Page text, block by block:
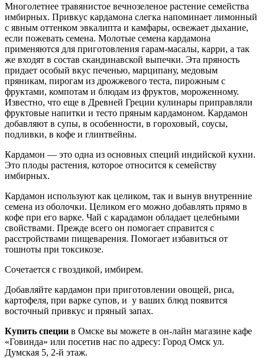
Многолетнее травянистое вечнозеленое растение семейства
имбирных. Привкус кардамона слегка напоминает лимонный
с явным оттенком эвкалипта и камфары, освежает дыхание,
если пожевать семена. Молотые семена кардамона
применяются для приготовления гарам-масалы, карри, а так
же входят в состав скандинавской выпечки. Эта пряность
придает особый вкус печенью, марципану, медовым
пряникам, пирогам из дрожжевого теста, пирожным с
фруктами, компотам и блюдам из фруктов, мороженному.
Известно, что еще в Древней Греции кулинары приправляли
фруктовые напитки и тесто пряным кардамоном. Кардамон
добавляют в супы, в особенности, в гороховый, соусы,
подливки, в кофе и глинтвейны.
Кардамон — это одна из основных специй индийской кухни.
Это плоды растения, которое относится к семейству
имбирных.
Кардамон используют как целиком, так и вынув внутренние
семена из оболочки. Целиком его можно добавлять прямо в
кофе при его варке. Чай с карадамон обладает целебными
свойствами. Прежде всего он помогает справится с
расстройствами пищеварения. Помогает избавиться от
тошноты при токсикозе.
Сочетается с гвоздикой, имбирем.
Добавляйте кардамон при приготовлении овощей, риса,
картофеля, при варке супов, и у ваших блюд появится
восточный привкус и пряный запах.
Купить специи в Омске вы можете в он-лайн магазине кафе
«Говинда» или посетив нас по адресу: Город Омск ул.
Думская 5, 2-й этаж.